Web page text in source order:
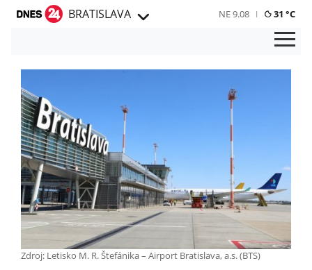
BRATISLAVA NE 9.08 31 °C
Zdroj: Letisko M. R. Štefánika – Airport Bratislava, a.s. (BTS)